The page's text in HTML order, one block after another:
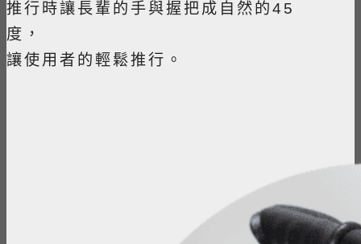
推行時讓長輩的手與握把成自然的45
度，
讓使用者的輕鬆推行。